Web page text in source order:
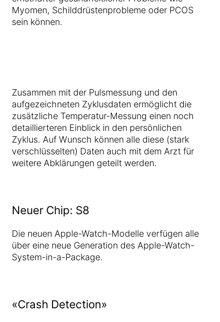
Myomen, Schilddrüstenprobleme oder PCOS
sein können.
Zusammen mit der Pulsmessung und den
aufgezeichneten Zyklusdaten ermöglicht die
zusätzliche Temperatur-Messung einen noch
detaillierteren Einblick in den persönlichen
Zyklus. Auf Wunsch können alle diese (stark
verschlüsselten) Daten auch mit dem Arzt für
weitere Abklärungen geteilt werden.
Neuer Chip: S8
Die neuen Apple-Watch-Modelle verfügen alle
über eine neue Generation des Apple-Watch-
System-in-a-Package.
«Crash Detection»